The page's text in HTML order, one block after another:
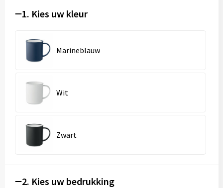
1. Kies uw kleur
Marineblauw
Wit
Zwart
2. Kies uw bedrukking